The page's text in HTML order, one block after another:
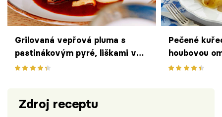
Grilovaná vepřová pluma s
pastinákovým pyré, liškami v
másle a hořčičnou omáčkou
Pečené
houbovou
nudlemi –
Zdroj receptu